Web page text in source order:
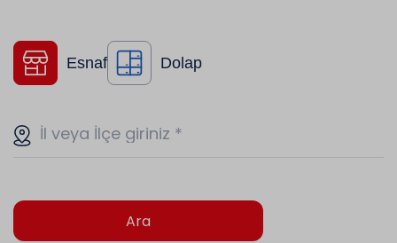
Esnaf Dolap
İl veya İlçe giriniz *
Ara